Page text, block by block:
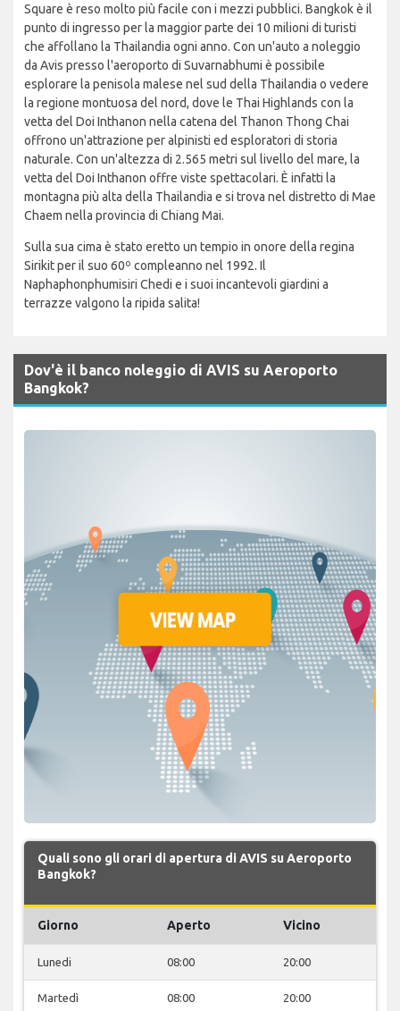
Square è reso molto più facile con i mezzi pubblici. Bangkok è il
punto di ingresso per la maggior parte dei 10 milioni di turisti
che affollano la Thailandia ogni anno. Con un'auto a noleggio
da Avis presso l'aeroporto di Suvarnabhumi è possibile
esplorare la penisola malese nel sud della Thailandia o vedere
la regione montuosa del nord, dove le Thai Highlands con la
vetta del Doi Inthanon nella catena del Thanon Thong Chai
offrono un'attrazione per alpinisti ed esploratori di storia
naturale. Con un'altezza di 2.565 metri sul livello del mare, la
vetta del Doi Inthanon offre viste spettacolari. È infatti la
montagna più alta della Thailandia e si trova nel distretto di Mae
Chaem nella provincia di Chiang Mai.
Sulla sua cima è stato eretto un tempio in onore della regina
Sirikit per il suo 60º compleanno nel 1992. Il
Naphaphonphumisiri Chedi e i suoi incantevoli giardini a
terrazze valgono la ripida salita!
Dov'è il banco noleggio di AVIS su Aeroporto
Bangkok?
Quali sono gli orari di apertura di AVIS su Aeroporto
Bangkok?
Giorno Aperto Vicino
Lunedi 08:00 20:00
Martedì 08:00 20:00